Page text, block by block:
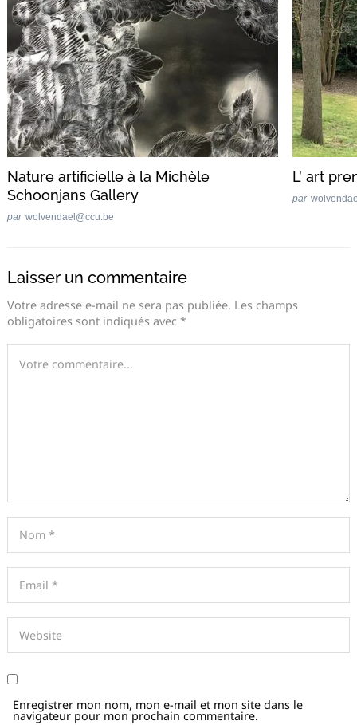
Nature artificielle à la Michèle
Schoonjans Gallery
par wolvendael@ccu.be
L’ art
par
Laisser un commentaire
Votre adresse e-mail ne sera pas publiée. Les champs
obligatoires sont indiqués avec *
Enregistrer mon nom, mon e-mail et mon site dans le
navigateur pour mon prochain commentaire.